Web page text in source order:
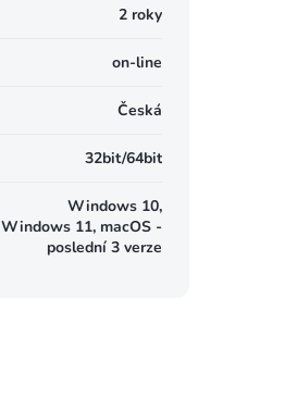
2 roky
on-line
Česká
32bit/64bit
Windows 10,
Windows 11, macOS -
poslední 3 verze